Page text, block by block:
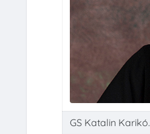
GS Katalin Karikó.